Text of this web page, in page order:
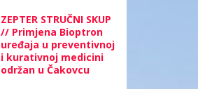
ZEPTER STRUČNI SKUP
// Primjena Bioptron
uređaja u preventivnoj
i kurativnoj medicini
održan u Čakovcu